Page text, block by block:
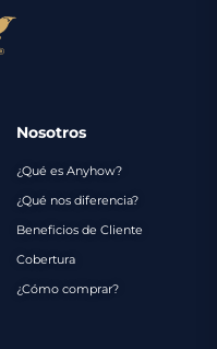
Nosotros
¿Qué es Anyhow?
¿Qué nos diferencia?
Beneficios de Cliente
Cobertura
¿Cómo comprar?